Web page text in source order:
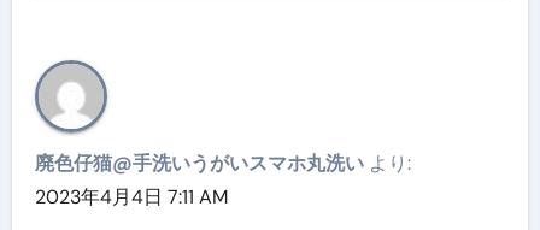
廃色仔猫@手洗いうがいスマホ丸洗い より:
2023年4月4日 7:11 AM